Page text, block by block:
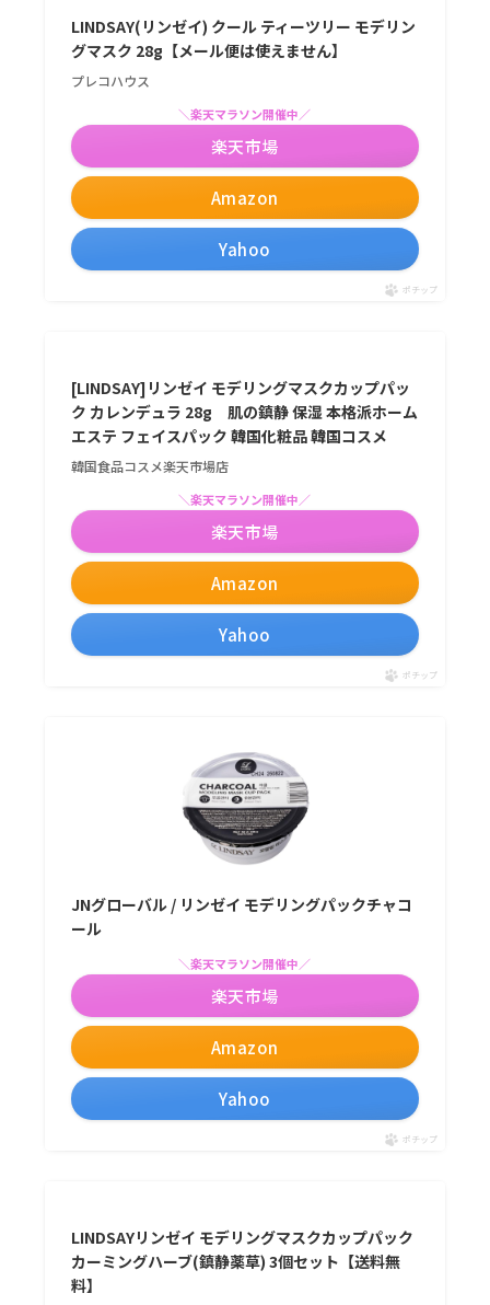
LINDSAY(リンゼイ) クール ティーツリー モデリン
グマスク 28g【メール便は使えません】
プレコハウス
Amazon
＼楽天マラソン開催中／
楽天市場
Yahoo
ポチップ
[LINDSAY]リンゼイ モデリングマスクカップパッ
ク カレンデュラ 28g 肌の鎮静 保湿 本格派ホーム
エステ フェイスパック 韓国化粧品 韓国コスメ
韓国食品コスメ楽天市場店
Amazon
＼楽天マラソン開催中／
楽天市場
Yahoo
ポチップ
JNグローバル / リンゼイ モデリングパックチャコ
ール
Amazon
＼楽天マラソン開催中／
楽天市場
Yahoo
ポチップ
LINDSAYリンゼイ モデリングマスクカップパック
カーミングハーブ(鎮静薬草) 3個セット【送料無
料】